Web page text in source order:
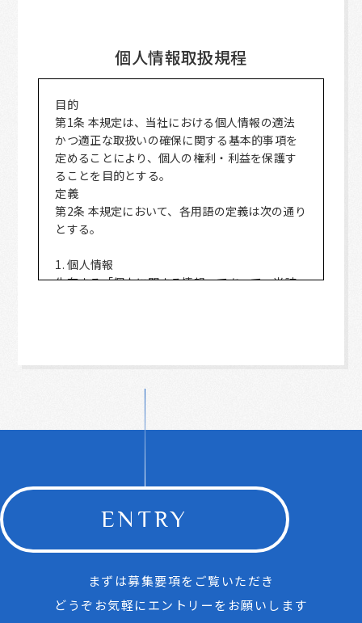
個人情報取扱規程
目的
第1条 本規定は、当社における個人情報の適法
かつ適正な取扱いの確保に関する基本的事項を
定めることにより、個人の権利・利益を保護す
ることを目的とする。
定義
第2条 本規定において、各用語の定義は次の通り
とする。
1. 個人情報
生存する「個人に関する情報」であって、当該
整理、分類し、他人によっても容易に検索可能
な状態においているものをいう。
3. 個人データ
構成する個人情報をいう。
ENTRY
まずは募集要項をご覧いただき
どうぞお気軽にエントリーをお願いします